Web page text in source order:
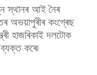
স্থানৰ আই নৈৰ
অভয়াপুৰীৰ কংগ্ৰেছ
হাজৰিকাই দলটোক
কৰে৷